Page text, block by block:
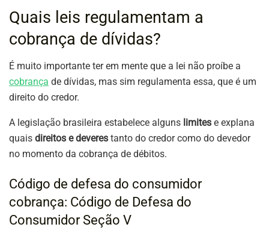
Quais leis regulamentam a
cobrança de dívidas?
É muito importante ter em mente que a lei não proíbe a
cobrança de dívidas, mas sim regulamenta essa, que é um
direito do credor.
A legislação brasileira estabelece alguns limites e explana
quais direitos e deveres tanto do credor como do devedor
no momento da cobrança de débitos.
Código de defesa do consumidor
cobrança: Código de Defesa do
Consumidor Seção V